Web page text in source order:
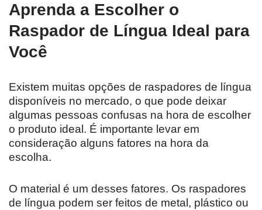
Aprenda a Escolher o
Raspador de Língua Ideal para
Você
Existem muitas opções de raspadores de língua
disponíveis no mercado, o que pode deixar
algumas pessoas confusas na hora de escolher
o produto ideal. É importante levar em
consideração alguns fatores na hora da
escolha.
O material é um desses fatores. Os raspadores
de língua podem ser feitos de metal, plástico ou